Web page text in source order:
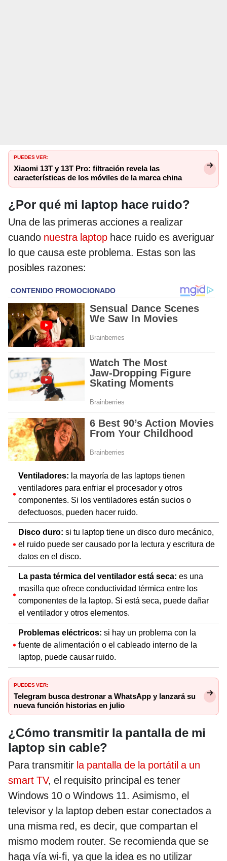
PUEDES VER:
Xiaomi 13T y 13T Pro: filtración revela las
características de los móviles de la marca china
¿Por qué mi laptop hace ruido?
Una de las primeras acciones a realizar
cuando nuestra laptop hace ruido es averiguar
lo que causa este problema. Estas son las
posibles razones:
Ventiladores: la mayoría de las laptops tienen
ventiladores para enfriar el procesador y otros
componentes. Si los ventiladores están sucios o
defectuosos, pueden hacer ruido.
Disco duro: si tu laptop tiene un disco duro mecánico,
el ruido puede ser causado por la lectura y escritura de
datos en el disco.
La pasta térmica del ventilador está seca: es una
masilla que ofrece conductividad térmica entre los
componentes de la laptop. Si está seca, puede dañar
el ventilador y otros elementos.
Problemas eléctricos: si hay un problema con la
fuente de alimentación o el cableado interno de la
laptop, puede causar ruido.
PUEDES VER:
Telegram busca destronar a WhatsApp y lanzará su
nueva función historias en julio
¿Cómo transmitir la pantalla de mi
laptop sin cable?
Para transmitir la pantalla de la portátil a un
smart TV, el requisito principal es tener
Windows 10 o Windows 11. Asimismo, el
televisor y la laptop deben estar conectados a
una misma red, es decir, que compartan el
mismo modem router. Se recomienda que se
haga vía wi-fi, ya que la idea es no utilizar